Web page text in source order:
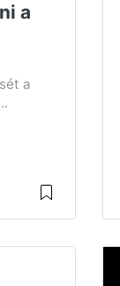
a
a